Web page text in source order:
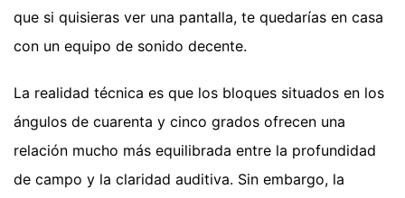
que si quisieras ver una pantalla, te quedarías en casa
con un equipo de sonido decente.
La realidad técnica es que los bloques situados en los
ángulos de cuarenta y cinco grados ofrecen una
relación mucho más equilibrada entre la profundidad
de campo y la claridad auditiva. Sin embargo, la